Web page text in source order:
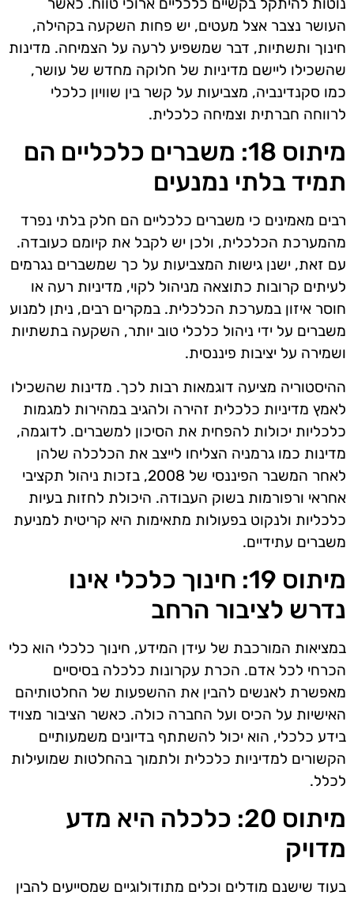
העושר נצבר אצל מעטים, יש פחות השקעה בקהילה,
חינוך ותשתיות, דבר שמשפיע לרעה על הצמיחה. מדינות
שהשכילו ליישם מדיניות של חלוקה מחדש של עושר,
כמו סקנדינביה, מצביעות על קשר בין שוויון כלכלי
לרווחה חברתית וצמיחה כלכלית.
מיתוס 18: משברים כלכליים הם
תמיד בלתי נמנעים
רבים מאמינים כי משברים כלכליים הם חלק בלתי נפרד
מהמערכת הכלכלית, ולכן יש לקבל את קיומם כעובדה.
עם זאת, ישנן גישות המצביעות על כך שמשברים נגרמים
לעיתים קרובות כתוצאה מניהול לקוי, מדיניות רעה או
חוסר איזון במערכת הכלכלית. במקרים רבים, ניתן למנוע
משברים על ידי ניהול כלכלי טוב יותר, השקעה בתשתיות
ושמירה על יציבות פיננסית.
ההיסטוריה מציעה דוגמאות רבות לכך. מדינות שהשכילו
לאמץ מדיניות כלכלית זהירה ולהגיב במהירות למגמות
כלכליות יכולות להפחית את הסיכון למשברים. לדוגמה,
מדינות כמו גרמניה הצליחו לייצב את הכלכלה שלהן
לאחר המשבר הפיננסי של 2008, בזכות ניהול תקציבי
אחראי ורפורמות בשוק העבודה. היכולת לחזות בעיות
כלכליות ולנקוט בפעולות מתאימות היא קריטית למניעת
משברים עתידיים.
מיתוס 19: חינוך כלכלי אינו
נדרש לציבור הרחב
במציאות המורכבת של עידן המידע, חינוך כלכלי הוא כלי
הכרחי לכל אדם. הכרת עקרונות כלכלה בסיסיים
מאפשרת לאנשים להבין את ההשפעות של החלטותיהם
האישיות על הכיס ועל החברה כולה. כאשר הציבור מצויד
בידע כלכלי, הוא יכול להשתתף בדיונים משמעותיים
הקשורים למדיניות כלכלית ולתמוך בהחלטות שמועילות
לכלל.
מיתוס 20: כלכלה היא מדע
מדויק
בעוד שישנם מודלים וכלים מתודולוגיים שמסייעים להבין